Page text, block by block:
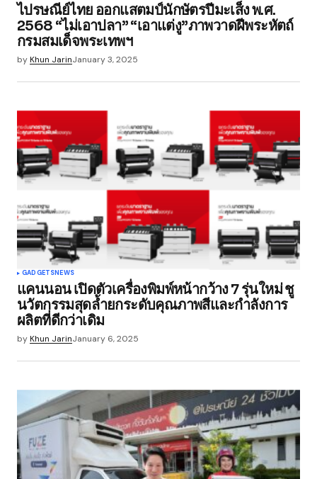
ไปรษณีย์ไทย ออกแสตมป์นักษัตรปีมะเส็ง พ.ศ.
2568 “ไม่เอาปลา” “เอาแต่งู”ภาพวาดฝีพระหัตถ์
กรมสมเด็จพระเทพฯ
byKhun JarinJanuary 3, 2025
GADGETSNEWS
แคนนอน เปิดตัวเครื่องพิมพ์หน้ากว้าง 7 รุ่นใหม่ ชู
นวัตกรรมสุดล้ำยกระดับคุณภาพสีและกำลังการ
ผลิตที่ดีกว่าเดิม
byKhun JarinJanuary 6, 2025